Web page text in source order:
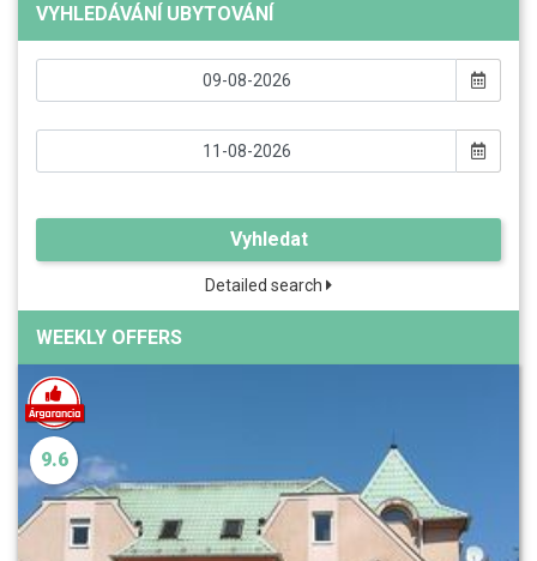
VYHLEDÁVÁNÍ UBYTOVÁNÍ
Vyhledat
Detailed search
WEEKLY OFFERS
9.6